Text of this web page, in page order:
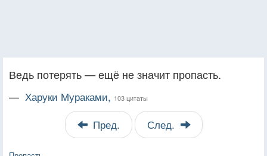
Ведь потерять — ещё не значит пропасть.
— Харуки Мураками, 103 цитаты
Пред. След.